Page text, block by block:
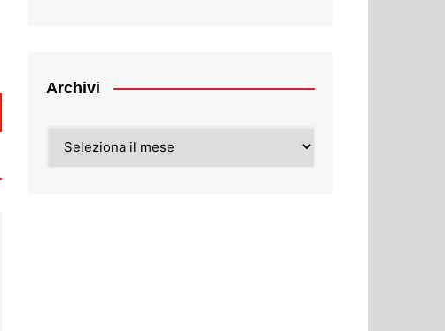
Archivi